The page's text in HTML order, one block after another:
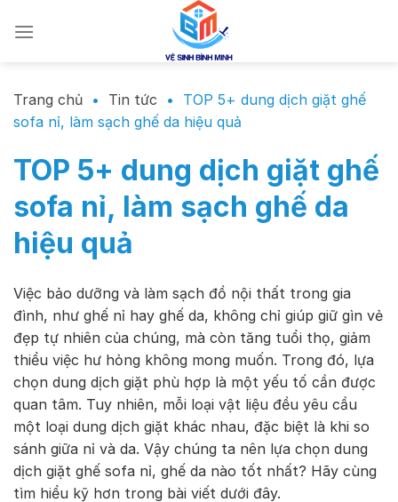
đến
Trang chủ • Tin tức •
TOP 5+ dung dịch giặt ghế
sofa nỉ, làm sạch ghế da hiệu quả
TOP 5+ dung dịch giặt ghế
sofa nỉ, làm sạch ghế da
hiệu quả
Việc bảo dưỡng và làm sạch đồ nội thất trong gia
đình, như ghế nỉ hay ghế da, không chỉ giúp giữ gìn vẻ
đẹp tự nhiên của chúng, mà còn tăng tuổi thọ, giảm
thiểu việc hư hỏng không mong muốn. Trong đó, lựa
chọn dung dịch giặt phù hợp là một yếu tố cần được
quan tâm. Tuy nhiên, mỗi loại vật liệu đều yêu cầu
một loại dung dịch giặt khác nhau, đặc biệt là khi so
sánh giữa nỉ và da. Vậy chúng ta nên lựa chọn dung
dịch giặt ghế sofa nỉ, ghế da nào tốt nhất? Hãy cùng
tìm hiểu kỹ hơn trong bài viết dưới đây.